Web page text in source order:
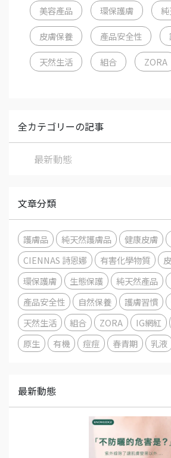
美容產品 環保護膚
皮膚保養 產品安全性
天然生活 組合 ZORA
全カテゴリーの記事
最新動態
文章分類
護膚品 純天然護膚品 健康皮膚
CIENNAS 詩恩娜
有害化學物質
環保護膚
生態保護 純天然產品
產品安全性
自然保養 護膚習慣
天然生活
組合 ZORA IG網紅
原生
有機 痘痘 春青期 乳液
最新動態